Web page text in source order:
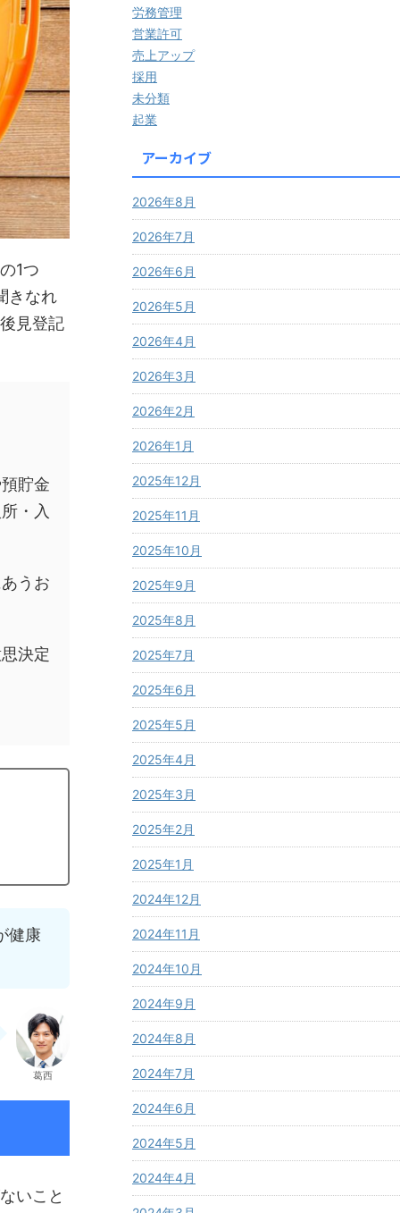
1つ
きなれ
後見登記
貯金
・入
うお
決定
健康
葛西
いこと
労務管理
営業許可
売上アップ
採用
未分類
起業
アーカイブ
2026年8月
2026年7月
2026年6月
2026年5月
2026年4月
2026年3月
2026年2月
2026年1月
2025年12月
2025年11月
2025年10月
2025年9月
2025年8月
2025年7月
2025年6月
2025年5月
2025年4月
2025年3月
2025年2月
2025年1月
2024年12月
2024年11月
2024年10月
2024年9月
2024年8月
2024年7月
2024年6月
2024年5月
2024年4月